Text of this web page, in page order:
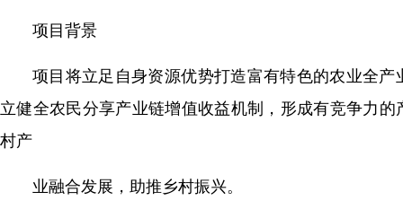
项目背景
项目将立足自身资源优势打造富有特色的农业全
立健全农民分享产业链增值收益机制，形成有竞争力
村产
业融合发展，助推乡村振兴。